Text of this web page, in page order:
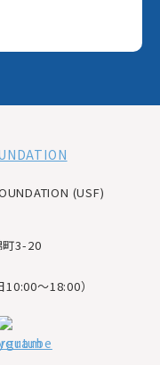
(USF)
町3-20
～18:00）